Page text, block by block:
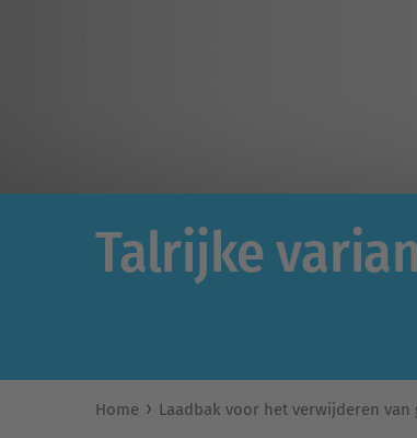
Talrijke
Home Laadbak voor het verwijderen van